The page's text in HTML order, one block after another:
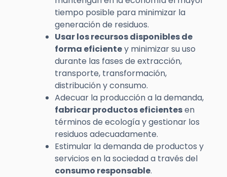
tiempo posible para minimizar la
generación de residuos.
Usar los recursos disponibles de
forma eficientey minimizar su uso
durante las fases de extracción,
transporte, transformación,
distribución y consumo.
Adecuar la producción a la demanda,
fabricar productos eficientesen
términos de ecología y gestionar los
residuos adecuadamente.
Estimular la demanda de productos y
servicios en la sociedad a través del
consumo responsable.